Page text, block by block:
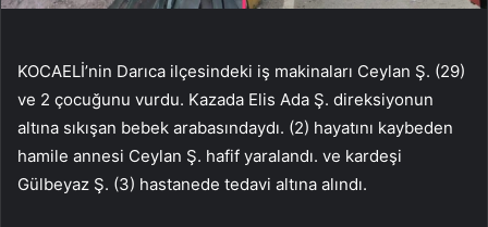
KOCAELİ’nin Darıca ilçesindeki iş makinaları Ceylan Ş. (29)
ve 2 çocuğunu vurdu. Kazada Elis Ada Ş. direksiyonun
altına sıkışan bebek arabasındaydı. (2) hayatını kaybeden
hamile annesi Ceylan Ş. hafif yaralandı. ve kardeşi
Gülbeyaz Ş. (3) hastanede tedavi altına alındı.